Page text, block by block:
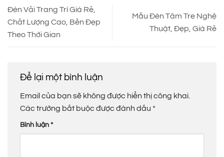
Đèn Vải Trang Trí Giá Rẻ,
Chất Lượng Cao, Bền Đẹp
Theo Thời Gian
Mẫu Đèn Tăm Tre Nghệ
Thuật, Đẹp, Giá Rẻ
Để lại một bình luận
Email của bạn sẽ không được hiển thị công khai.
Các trường bắt buộc được đánh dấu *
Bình luận *